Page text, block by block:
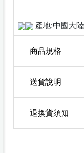
產地:中國大陸
商品規格
送貨說明
退換貨須知